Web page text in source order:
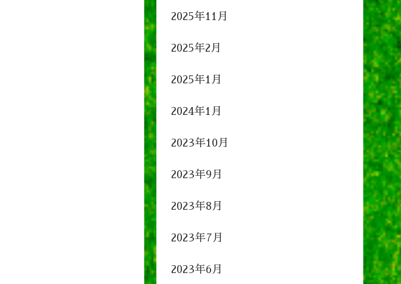
2025年11月
2025年2月
2025年1月
2024年1月
2023年10月
2023年9月
2023年8月
2023年7月
2023年6月